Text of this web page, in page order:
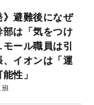
》避難後になぜ
は「気をつけ
ール職員は引
、イオンは「運
性」
班